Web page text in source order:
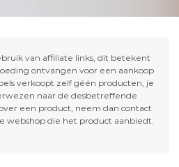
van affiliate links, dit betekent
ontvangen voor een aankoop
verkoopt zelf géén producten, je
naar de desbetreffende
een product, neem dan contact
webshop die het product aanbiedt.